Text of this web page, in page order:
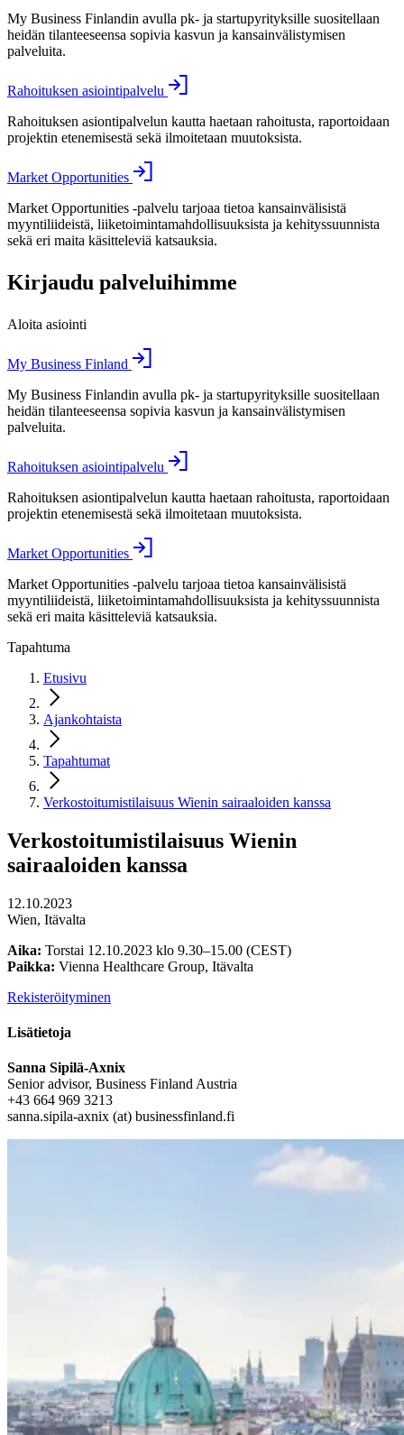
My Business Finlandin avulla pk- ja startupyrityksille suositellaan
heidän tilanteeseensa sopivia kasvun ja kansainvälistymisen
palveluita.
Rahoituksen asiointipalvelu
Rahoituksen asiontipalvelun kautta haetaan rahoitusta, raportoidaan
projektin etenemisestä sekä ilmoitetaan muutoksista.
Market Opportunities
Market Opportunities -palvelu tarjoaa tietoa kansainvälisistä
myyntiliideistä, liiketoimintamahdollisuuksista ja kehityssuunnista
sekä eri maita käsitteleviä katsauksia.
Kirjaudu palveluihimme
Aloita asiointi
My Business Finland
My Business Finlandin avulla pk- ja startupyrityksille suositellaan
heidän tilanteeseensa sopivia kasvun ja kansainvälistymisen
palveluita.
Rahoituksen asiointipalvelu
Rahoituksen asiontipalvelun kautta haetaan rahoitusta, raportoidaan
projektin etenemisestä sekä ilmoitetaan muutoksista.
Market Opportunities
Market Opportunities -palvelu tarjoaa tietoa kansainvälisistä
myyntiliideistä, liiketoimintamahdollisuuksista ja kehityssuunnista
sekä eri maita käsitteleviä katsauksia.
Tapahtuma
Etusivu
Ajankohtaista
Tapahtumat
Verkostoitumistilaisuus Wienin sairaaloiden kanssa
Verkostoitumistilaisuus Wienin
sairaaloiden kanssa
12.10.2023
Wien, Itävalta
Aika: Torstai 12.10.2023 klo 9.30–15.00 (CEST)
Paikka: Vienna Healthcare Group, Itävalta
Rekisteröityminen
Lisätietoja
Sanna Sipilä-Axnix
Senior advisor, Business Finland Austria
+43 664 969 3213
sanna.sipila-axnix (at) businessfinland.fi